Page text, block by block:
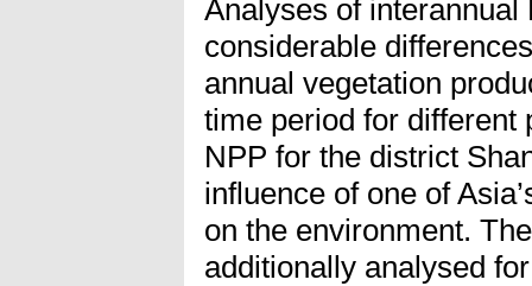
Analyses of
considerable
annual vegetation
time period for different
NPP for the district
influence of one of
on the environment.
additionally analysed